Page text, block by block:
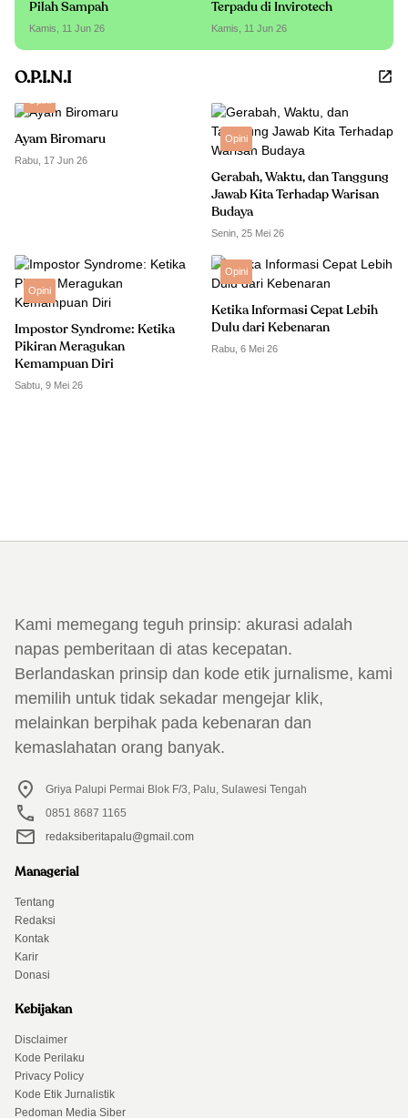
Pilah Sampah
Kamis, 11 Jun 26
Terpadu di Invirotech
Kamis, 11 Jun 26
O.P.I.N.I
Ayam Biromaru
Rabu, 17 Jun 26
Opini
Gerabah, Waktu, dan Tanggung
Jawab Kita Terhadap Warisan
Budaya
Senin, 25 Mei 26
Opini
Impostor Syndrome: Ketika
Pikiran Meragukan
Kemampuan Diri
Sabtu, 9 Mei 26
Opini
Ketika Informasi Cepat Lebih
Dulu dari Kebenaran
Rabu, 6 Mei 26
Kami memegang teguh prinsip: akurasi adalah
napas pemberitaan di atas kecepatan.
Berlandaskan prinsip dan kode etik jurnalisme, kami
memilih untuk tidak sekadar mengejar klik,
melainkan berpihak pada kebenaran dan
kemaslahatan orang banyak.
Griya Palupi Permai Blok F/3, Palu, Sulawesi Tengah
0851 8687 1165
redaksiberitapalu@gmail.com
Managerial
Tentang
Redaksi
Kontak
Karir
Donasi
Kebijakan
Disclaimer
Kode Perilaku
Privacy Policy
Kode Etik Jurnalistik
Pedoman Media Siber